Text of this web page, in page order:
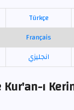
Türkçe
Français
انجليزي
Kur'an-ı